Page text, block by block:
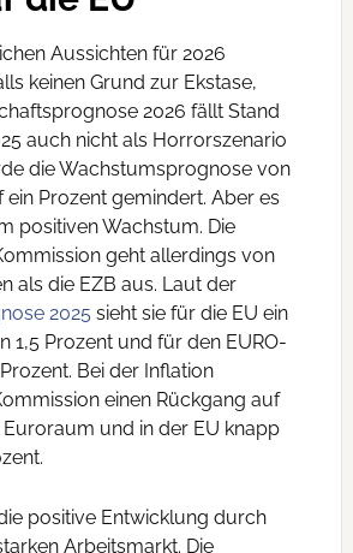
Aussichten für 2026
keinen Grund zur Ekstase,
2026 fällt Stand
auch nicht als Horrorszenario
die Wachstumsprognose von
ein Prozent gemindert. Aber es
positiven Wachstum. Die
geht allerdings von
als die EZB aus. Laut der
2025 sieht sie für die EU ein
1,5 Prozent und für den EURO-
Bei der Inflation
einen Rückgang auf
Euroraum und in der EU knapp
positive Entwicklung durch
Arbeitsmarkt. Die